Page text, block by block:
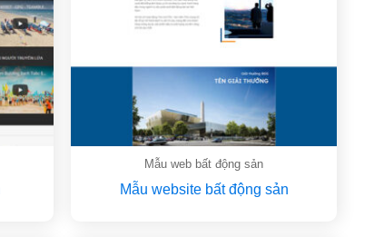
Mẫu web bất động sản
Mẫu website bất động sản